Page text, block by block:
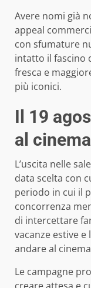
Avere nomi già
appeal
con sfumature
intatto il fascino
fresca e
più iconici.
Il 19
al cinema
L’uscita nelle
data scelta con
periodo in cui il
concorrenza
di intercettare
vacanze estive
andare al
Le campagne